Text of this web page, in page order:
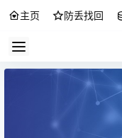
主页 防丢找回